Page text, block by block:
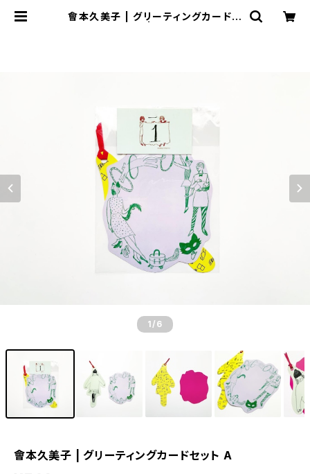
會本久美子 | グリーティングカードセ
1 /6
會本久美子 | グリーティングカードセット A